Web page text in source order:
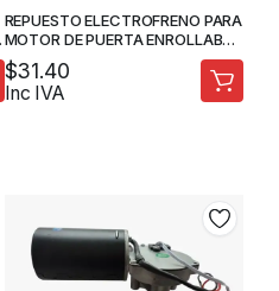
REPUESTO ELECTROFRENO PARA
MOTOR DE PUERTA ENROLLABLE
– FORTEDOOR
$31.40
Inc IVA